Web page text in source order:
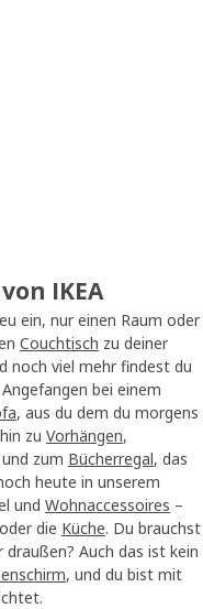
IKEA
ein, nur einen Raum oder
Couchtisch zu deiner
noch viel mehr findest du
bei einem
, aus du dem du morgens
zu Vorhängen,
und zum Bücherregal, das
heute in unserem
und Wohnaccessoires –
die Küche. Du brauchst
Auch das ist kein
, und du bist mit